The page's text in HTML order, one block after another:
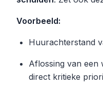
Voorbeeld:
Huurachterstand
Aflossing van
direct kritieke